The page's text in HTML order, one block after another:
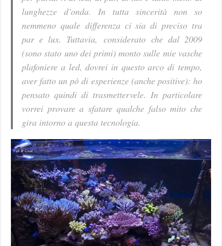
lunghezze d’onda. In tutta sincerità non so
nemmeno quale differenza ci sia di preciso tra
par e lux. Tuttavia, considerato che dal 2009
(sono stato uno dei primi) monto sulle mie vasche
plafoniere a led, dovrei in questo arco di tempo,
aver fatto un pò di esperienze (anche positive): ho
pensato quindi di trasmettervele. In particolare
vorrei provare a sfatare qualche falso mito che
gira intorno a questa tecnologia.